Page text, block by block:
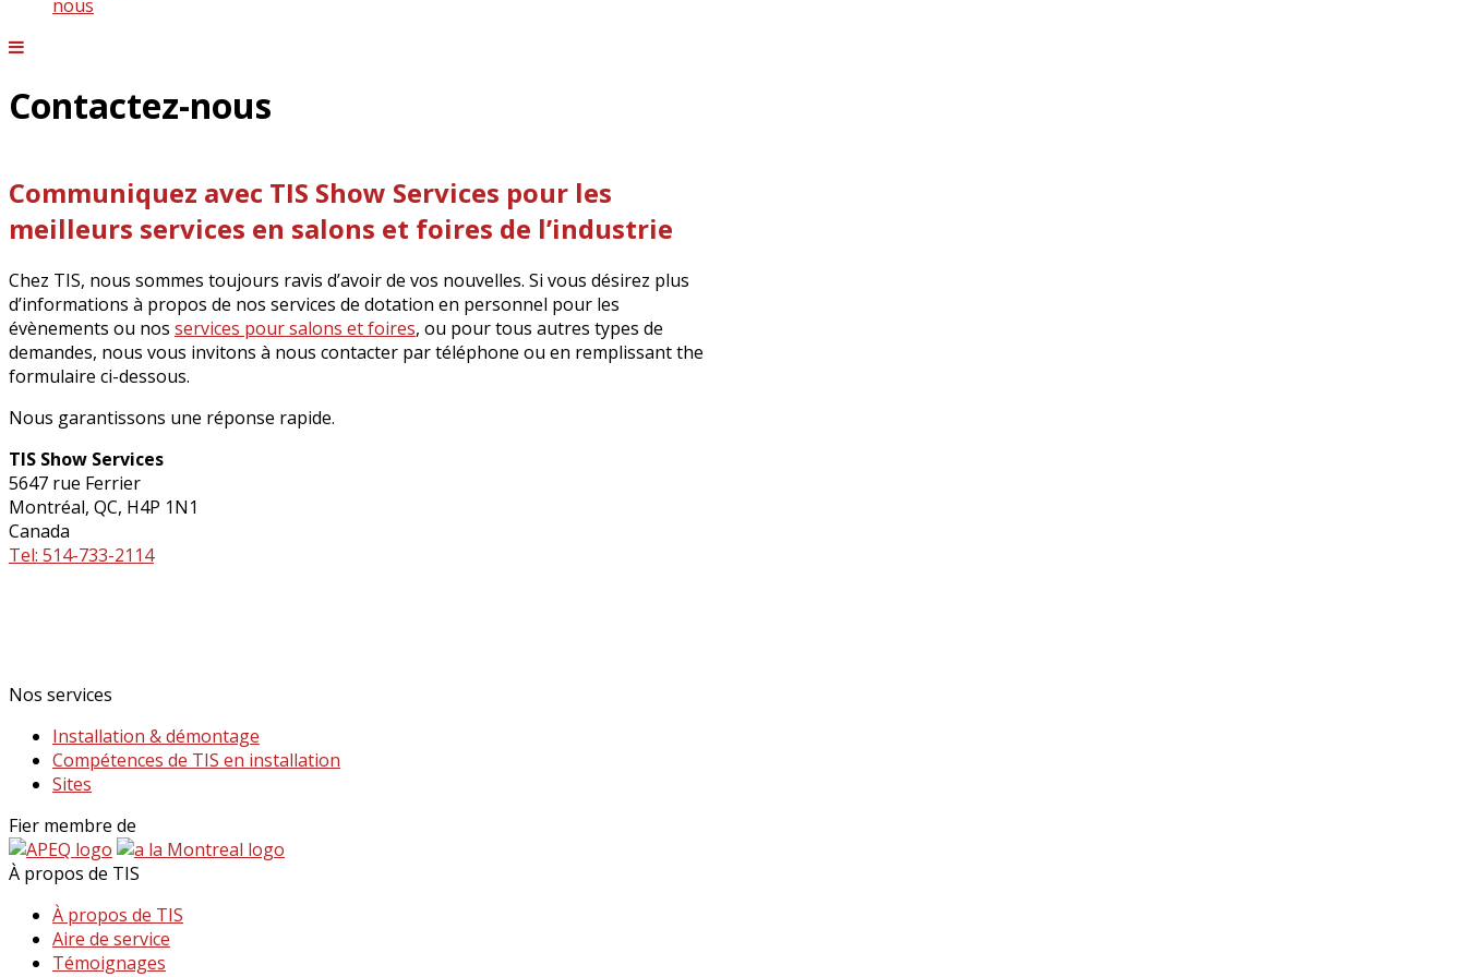
nous
Contactez-nous
Communiquez avec TIS Show Services pour les
meilleurs services en salons et foires de l’industrie
Chez TIS, nous sommes toujours ravis d’avoir de vos nouvelles. Si vous désirez plus
d’informations à propos de nos services de dotation en personnel pour les
évènements ou nos services pour salons et foires, ou pour tous autres types de
demandes, nous vous invitons à nous contacter par téléphone ou en remplissant the
formulaire ci-dessous.
Nous garantissons une réponse rapide.
TIS Show Services
5647 rue Ferrier
Montréal, QC, H4P 1N1
Canada
Tel: 514-733-2114
Nos services
Installation & démontage
Compétences de TIS en installation
Sites
Fier membre de
À propos de TIS
À propos de TIS
Aire de service
Témoignages